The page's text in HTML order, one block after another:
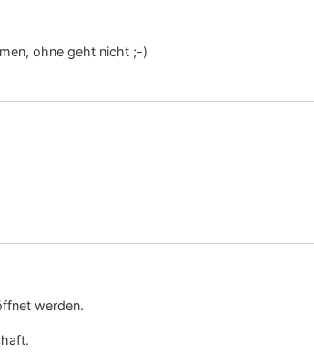
ohne geht nicht ;-)
werden.